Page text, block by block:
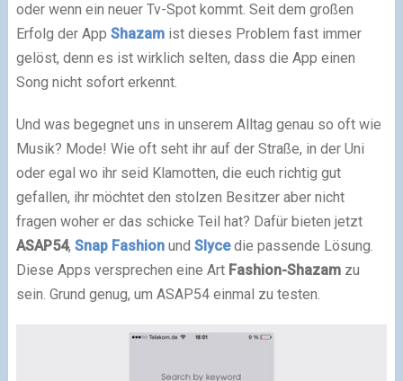
oder wenn ein neuer Tv-Spot kommt. Seit dem großen
Erfolg der App Shazamist dieses Problem fast immer
gelöst, denn es ist wirklich selten, dass die App einen
Song nicht sofort erkennt.
Und was begegnet uns in unserem Alltag genau so oft wie
Musik? Mode! Wie oft seht ihr auf der Straße, in der Uni
oder egal wo ihr seid Klamotten, die euch richtig gut
gefallen, ihr möchtet den stolzen Besitzer aber nicht
fragen woher er das schicke Teil hat? Dafür bieten jetzt
ASAP54, Snap Fashionund Slycedie passende Lösung.
Diese Apps versprechen eine Art Fashion-Shazamzu
sein. Grund genug, um ASAP54 einmal zu testen.